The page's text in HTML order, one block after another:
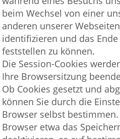
beim Wechsel von einer
anderen unserer
identifizieren und das
feststellen zu können.
Die Session-Cookies
Ihre Browsersitzung
Ob Cookies gesetzt und
können Sie durch die
Browser selbst
Browser etwa das